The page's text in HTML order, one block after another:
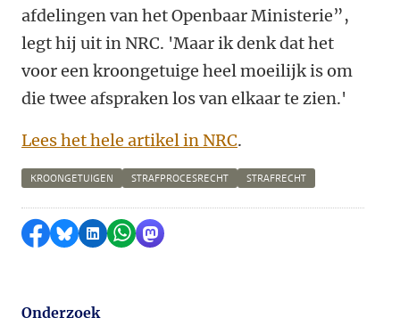
afdelingen van het Openbaar Ministerie”,
legt hij uit in NRC. 'Maar ik denk dat het
voor een kroongetuige heel moeilijk is om
die twee afspraken los van elkaar te zien.'
Lees het hele artikel in NRC.
KROONGETUIGEN STRAFPROCESRECHT STRAFRECHT
Delen op Facebook
Delen via Bluesky
Delen op LinkedIn
Delen via WhatsApp
Delen via Mastodon
Onderzoek